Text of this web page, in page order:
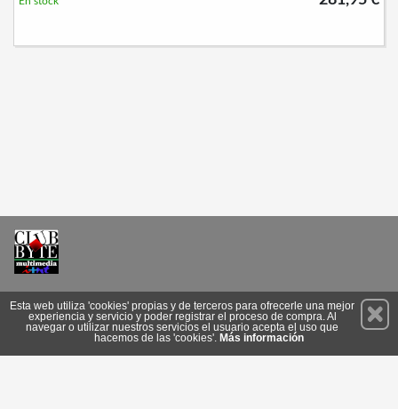
Suscríbete
Esta web utiliza 'cookies' propias y de terceros para ofrecerle una mejor
experiencia y servicio y poder registrar el proceso de compra. Al
navegar o utilizar nuestros servicios el usuario acepta el uso que
hacemos de las 'cookies'. Más información